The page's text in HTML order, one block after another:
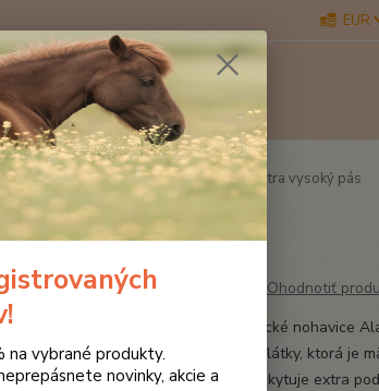
EUR
nohavice MONTAR legíny ALANA extra vysoký pás
vysoký pás
Ohodnotiť
Naťahovacie jazdecké nohavice
pohodlia z pružnej látky, ktorá je
pás, ktorý Vám poskytuje extra
na vybrané produkty.
novinky, akcie a